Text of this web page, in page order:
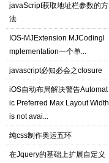
javaScript获取地址栏参数的方
法
IOS-MJExtension MJCodingl
mplementation一个单...
javascript必知必会之closure
iOS自动布局解决警告Automat
ic Preferred Max Layout Width
is not avai...
纯css制作奥运五环
在Jquery的基础上扩展自定义